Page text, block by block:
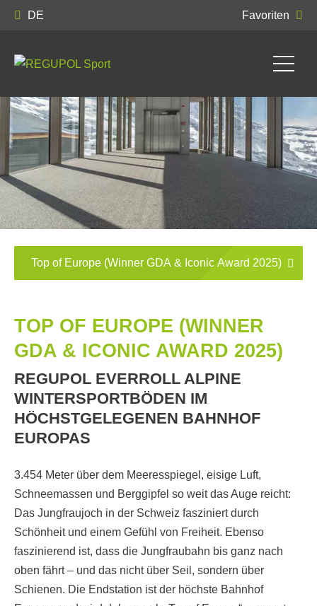
DE Favoriten
Top of Europe (Winner GDA & Iconic Award 2025)
TOP OF EUROPE (WINNER
GDA & ICONIC AWARD 2025)
REGUPOL EVERROLL ALPINE
WINTERSPORTBÖDEN IM
HÖCHSTGELEGENEN BAHNHOF
EUROPAS
3.454 Meter über dem Meeresspiegel, eisige Luft,
Schneemassen und Berggipfel so weit das Auge reicht:
Das Jungfraujoch in der Schweiz fasziniert durch
Schönheit und einem Gefühl von Freiheit. Ebenso
faszinierend ist, dass die Jungfraubahn bis ganz nach
oben fährt – und das nicht über Seil, sondern über
Schienen. Die Endstation ist der höchste Bahnhof